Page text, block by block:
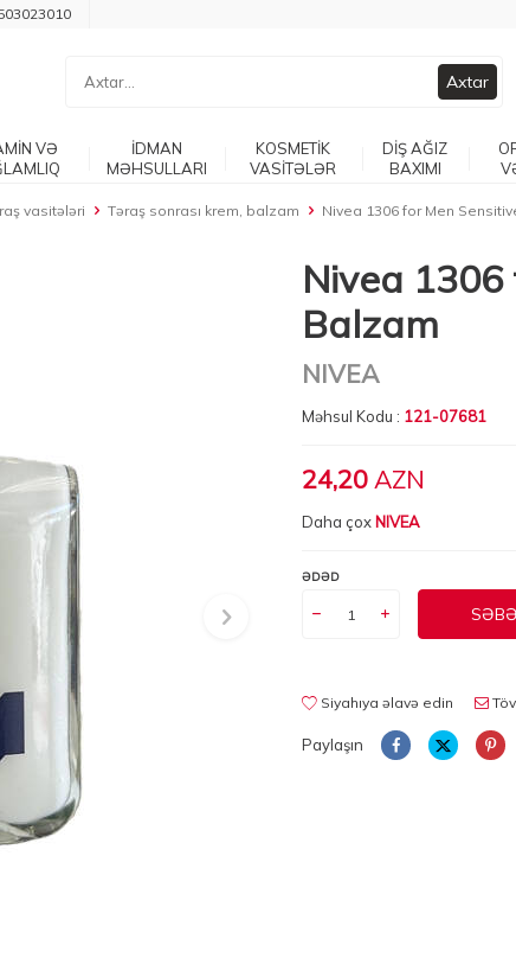
Axtar
VƏ
İDMAN
MƏHSULLARI
KOSMETİK
VASİTƏLƏR
DİŞ AĞIZ
BAXIMI
vasitələri Təraş sonrası krem, balzam Nivea 1306 for Men
Nivea
Balzam
NIVEA
Məhsul Kodu : 121-07681
24,20 AZN
Daha çox NIVEA
ƏDƏD
Siyahıya əlavə edin
Paylaşın